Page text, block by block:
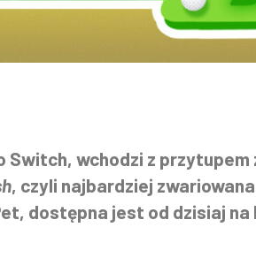
Switch, wchodzi z
, czyli najbardziej
dostępna jest od dzisiaj